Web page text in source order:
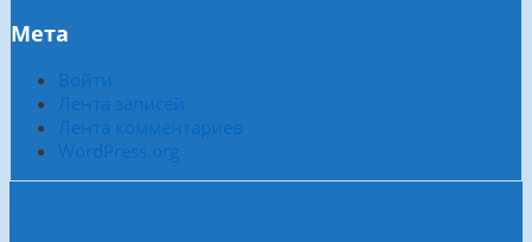
Мета
Войти
Лента записей
Лента комментариев
WordPress.org